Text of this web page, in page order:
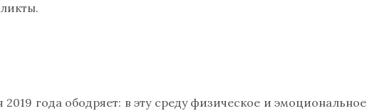
года ободряет: в эту среду физическое и эмоциональное